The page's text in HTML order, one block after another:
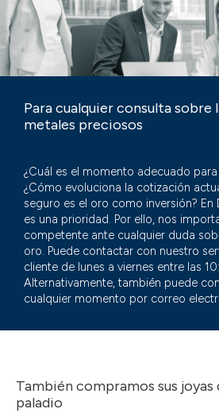
Para cualquier consulta sobre
metales preciosos
¿Cuál es el momento adecuado
¿Cómo evoluciona la cotización
seguro es el oro como inversión? En
es una prioridad. Por ello, nos
competente ante cualquier duda
oro. Puede contactar con nuestro
cliente de lunes a viernes entre las
Alternativamente, también puede
cualquier momento por correo
También compramos sus
paladio